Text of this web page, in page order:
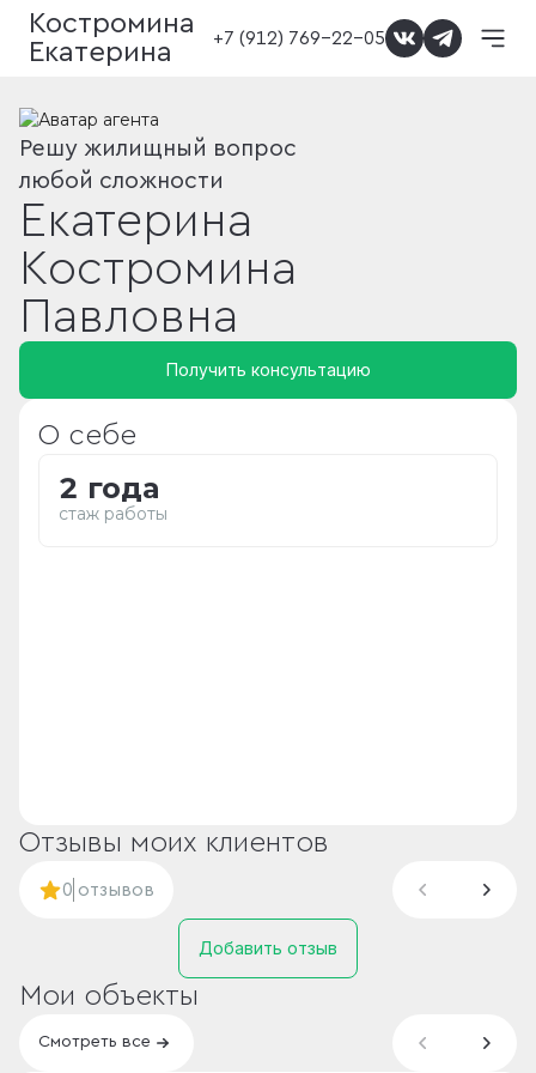
Костромина
Екатерина
+7 (912) 769-22-05
Решу жилищный вопрос
любой сложности
Екатерина
Костромина
Павловна
Получить консультацию
О себе
стаж работы
2 года
Отзывы моих клиентов
0 отзывов
Добавить отзыв
Мои объекты
Смотреть все